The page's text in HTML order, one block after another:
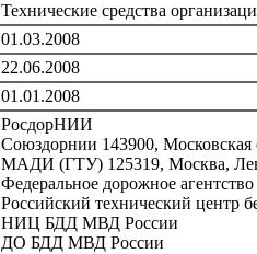
Технические средства
01.03.2008
22.06.2008
01.01.2008
РосдорНИИ
Союздорнии 143900, Московская
МАДИ (ГТУ) 125319, Москва,
Федеральное дорожное агентство
Российский технический центр
НИЦ БДД МВД России
ДО БДД МВД России